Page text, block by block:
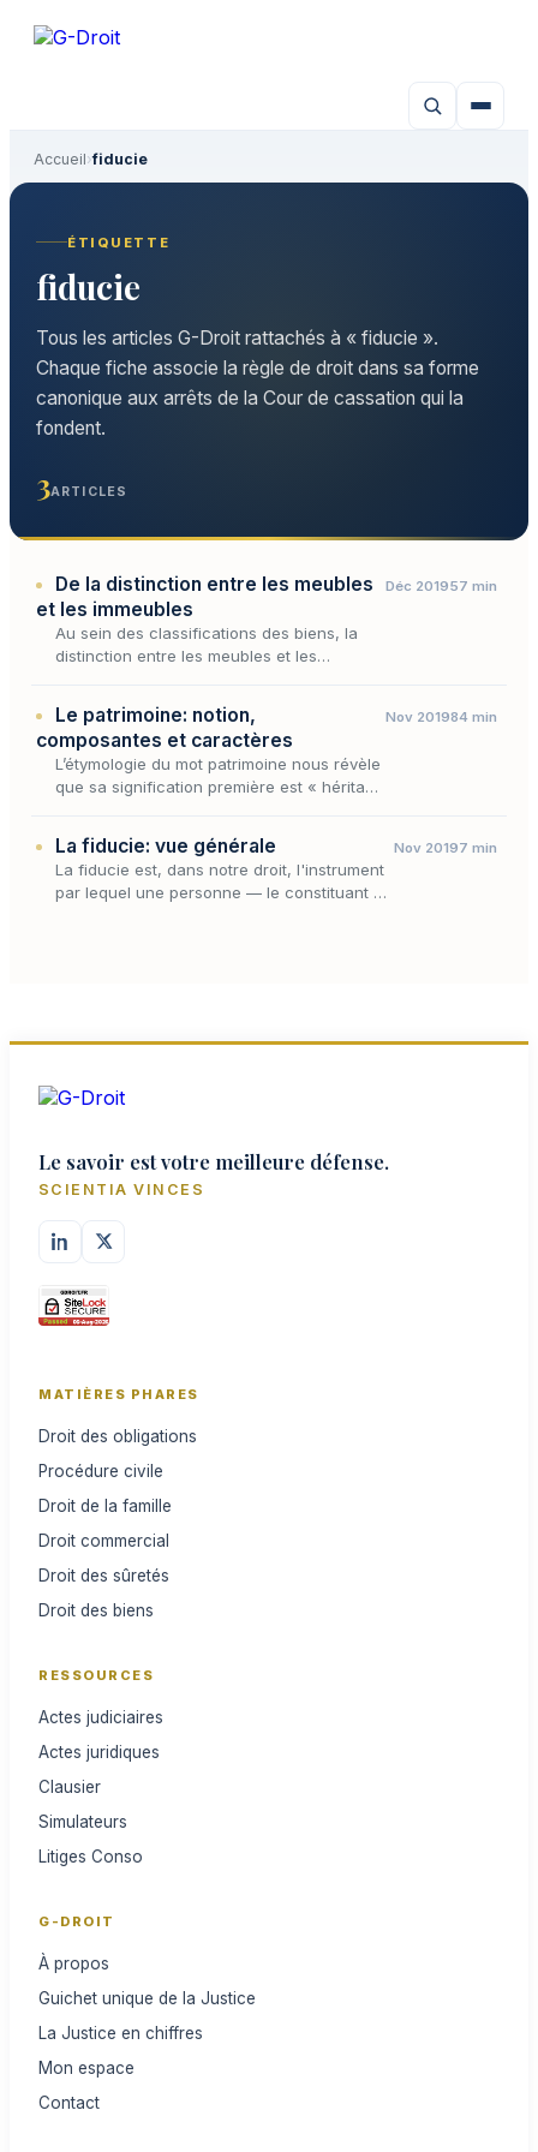
Accueil›fiducie
ÉTIQUETTE
fiducie
Tous les articles G-Droit rattachés à « fiducie ».
Chaque fiche associe la règle de droit dans sa forme
canonique aux arrêts de la Cour de cassation qui la
fondent.
3ARTICLES
De la distinction entre les meubles
et les immeubles
Au sein des classifications des biens, la
distinction entre les meubles et les
socle dont procèdent…
Déc 201957 min
Le patrimoine: notion,
composantes et caractères
L’étymologie du mot patrimoine nous révèle
que sa signification première est « héritage
Nov 201984 min
La fiducie: vue générale
La fiducie est, dans notre droit, l'instrument
par lequel une personne — le constituant —
Nov 20197 min
Le savoir est votre meilleure défense.
SCIENTIA VINCES
MATIÈRES PHARES
Droit des obligations
Procédure civile
Droit de la famille
Droit commercial
Droit des sûretés
Droit des biens
RESSOURCES
Actes judiciaires
Actes juridiques
Clausier
Simulateurs
Litiges Conso
G-DROIT
À propos
Guichet unique de la Justice
La Justice en chiffres
Mon espace
Contact